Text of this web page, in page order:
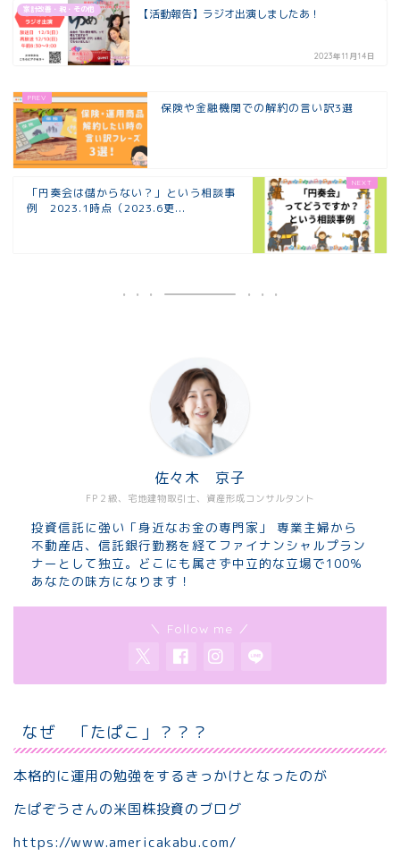
家計改善・税・その他 【活動報告】ラジオ出演しましたあ！
2023年11月14日
保険や金融機関での解約の言い訳3選
「円奏会は儲からない？」という相談事
例 2023.1時点（2023.6更...
FP２級、宅地建物取引士、資産形成コンサルタント
佐々木 京子
投資信託に強い「身近なお金の専門家」 専業主婦から
不動産店、信託銀行勤務を経てファイナンシャルプラン
ナーとして独立。どこにも属さず中立的な立場で100％
あなたの味方になります！
＼ Follow me ／
なぜ 「たぱこ」？？？
本格的に運用の勉強をするきっかけとなったのが
たぱぞうさんの米国株投資のブログ
https://www.americakabu.com/